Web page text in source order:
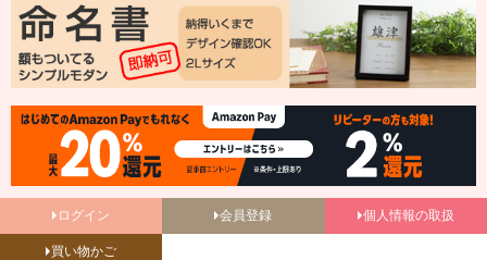
ログイン 会員登録 個人情報の取扱
買い物かご